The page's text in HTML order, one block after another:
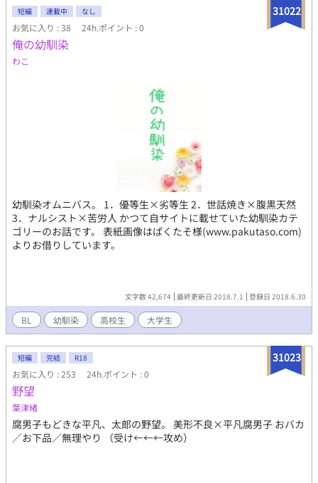
31022
短編 連載中 なし
お気に入り : 38 24h.ポイント : 0
俺の幼馴染
わこ
幼馴染オムニバス。 1．優等生×劣等生 2．世話焼き×腹黒天然
3．ナルシスト×苦労人 かつて自サイトに載せていた幼馴染カテ
ゴリーのお話です。 表紙画像はぱくたそ様(www.pakutaso.com)
よりお借りしています。
文字数 42,674 最終更新日 2018.7.1 登録日 2018.6.30
BL 幼馴染 高校生 大学生
31023
短編 完結 R18
お気に入り : 253 24h.ポイント : 0
野望
葉津緒
腐男子もどきな平凡、太郎の野望。 美形不良×平凡腐男子 おバカ
／お下品／無理やり （受け←←←攻め）